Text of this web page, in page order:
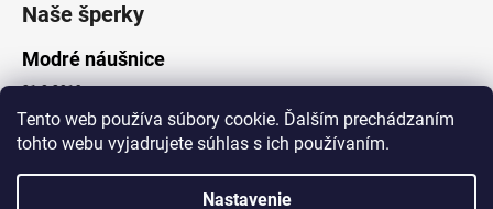
Tento web používa súbory cookie. Ďalším prechádzaním
tohto webu vyjadrujete súhlas s ich používaním.
Nastavenie
Naše šperky
Modré náušnice
21.8.2019
Vytvoril Shoptet